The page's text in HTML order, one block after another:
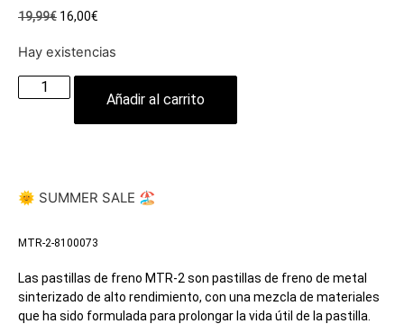
19,99€ 16,00€
Hay existencias
Añadir al carrito
🌞 SUMMER SALE 🏖️
MTR-2-8100073
Las pastillas de freno MTR-2 son pastillas de freno de metal
sinterizado de alto rendimiento, con una mezcla de materiales
que ha sido formulada para prolongar la vida útil de la pastilla.